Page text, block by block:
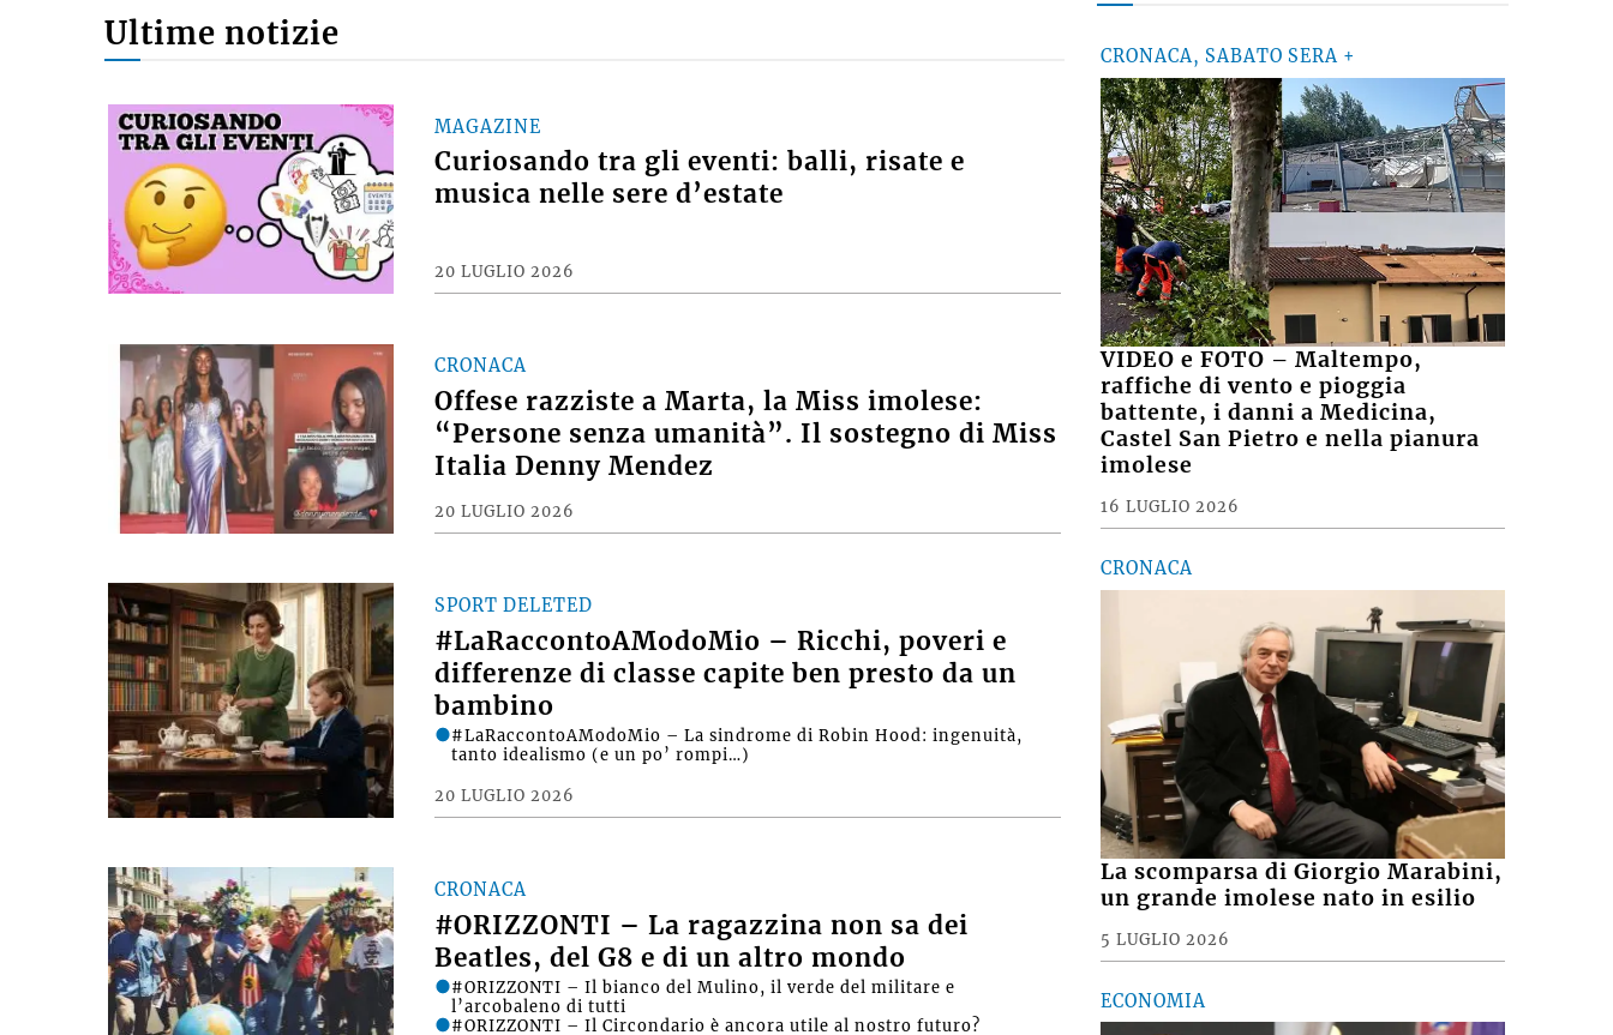
Ultime notizie
MAGAZINE
Curiosando tra gli eventi: balli, risate e
musica nelle sere d’estate
20 LUGLIO 2026
CRONACA
Offese razziste a Marta, la Miss imolese:
“Persone senza umanità”. Il sostegno di Miss
Italia Denny Mendez
20 LUGLIO 2026
SPORT DELETED
#LaRaccontoAModoMio – Ricchi, poveri e
differenze di classe capite ben presto da un
bambino
20 LUGLIO 2026
#LaRaccontoAModoMio – La sindrome di Robin Hood: ingenuità,
tanto idealismo (e un po’ rompi…)
CRONACA
#ORIZZONTI – La ragazzina non sa dei
Beatles, del G8 e di un altro mondo
#ORIZZONTI – Il bianco del Mulino, il verde del militare e
l’arcobaleno di tutti
#ORIZZONTI – Il Circondario è ancora utile al nostro futuro?
CRONACA, SABATO SERA +
VIDEO e FOTO – Maltempo,
raffiche di vento e pioggia
battente, i danni a Medicina,
Castel San Pietro e nella pianura
imolese
16 LUGLIO 2026
CRONACA
La scomparsa di Giorgio Marabini,
un grande imolese nato in esilio
5 LUGLIO 2026
ECONOMIA